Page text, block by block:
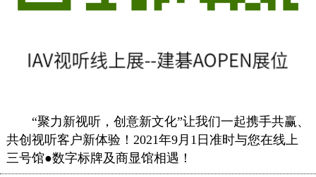
“聚力新视听，创意新文化”让我们一起携手共赢、
共创视听客户新体验！2021年9月1日准时与您在线上
三号馆●数字标牌及商显馆相遇！